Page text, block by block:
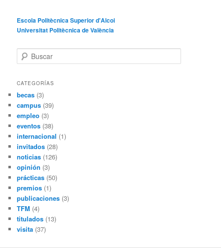
Escola Politècnica Superior d'Alcoi
Universitat Politècnica de València
u
c
r
CATEGORÍAS
becas (3)
campus (39)
empleo (3)
eventos (38)
internacional (1)
invitados (28)
noticias (126)
opinión (3)
prácticas (50)
premios (1)
publicaciones (3)
TFM (4)
titulados (13)
visita (37)